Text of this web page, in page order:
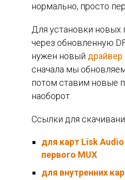
нормально, просто
Для установки новых
через обновленную
нужен новый драйвер
сначала мы
потом ставим новые
наоборот.
Ссылки для
для карт Lisk Audio
первого MUX
для внутренних